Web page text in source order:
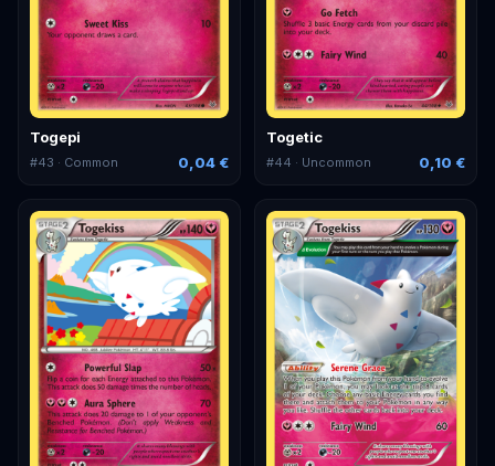
Togepi
#43 · Common 0,04 €
Togetic
#44 · Uncommon 0,10 €